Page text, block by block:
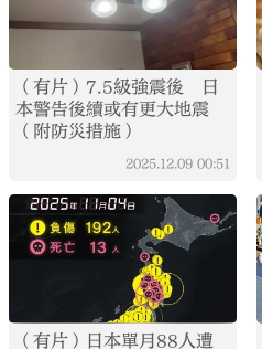
（有片）7.5級強震後 日
本警告後續或有更大地震
（附防災措施）
2025.12.09 00:51
（有片）日本單月88人遭